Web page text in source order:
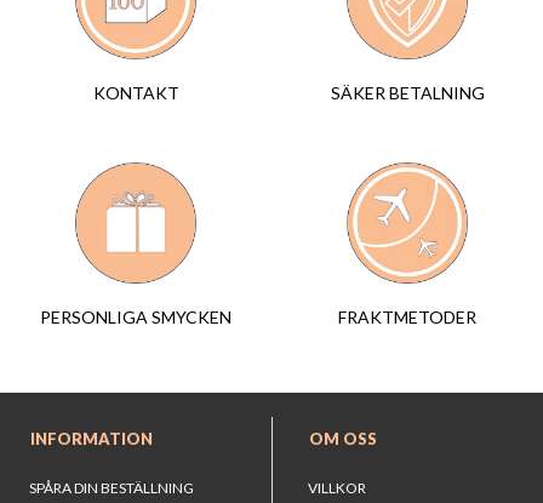
KONTAKT SÄKER BETALNING
PERSONLIGA SMYCKEN FRAKTMETODER
INFORMATION
SPÅRA DIN BESTÄLLNING
OM OSS
VILLKOR